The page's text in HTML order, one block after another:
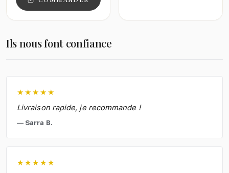
Ils nous font confiance
★ ★ ★ ★ ★
Livraison rapide, je recommande !
Sarra B.
★ ★ ★ ★ ★